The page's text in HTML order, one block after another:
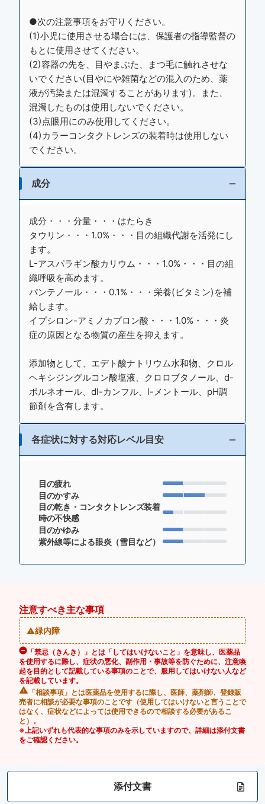
●次の注意事項をお守りください。
(1)小児に使用させる場合には、保護者の指導監督の
もとに使用させてください。
(2)容器の先を、目やまぶた、まつ毛に触れさせな
いでください(目やにや雑菌などの混入のため、薬
液が汚染または混濁することがあります)。また、
混濁したものは使用しないでください。
(3)点眼用にのみ使用してください。
(4)カラーコンタクトレンズの装着時は使用しない
でください。
成分
成分・・・分量・・・はたらき
タウリン・・・1.0%・・・目の組織代謝を活発にし
ます。
L-アスパラギン酸カリウム・・・1.0%・・・目の組
織呼吸を高めます。
パンテノール・・・0.1%・・・栄養(ビタミン)を補
給します。
イプシロン-アミノカプロン酸・・・1.0%・・・炎
症の原因となる物質の産生を抑えます。
添加物として、エデト酸ナトリウム水和物、クロル
ヘキシジングルコン酸塩液、クロロブタノール、d-
ボルネオール、dl-カンフル、l-メントール、pH調
節剤を含有します。
各症状に対する対応レベル目安
目の疲れ
目のかすみ
目の乾き・コンタクトレンズ装着
時の不快感
目のかゆみ
紫外線等による眼炎（雪目など）
注意すべき主な事項
緑内障
「禁忌（きんき）」とは「してはいけないこと」を意味し、医薬品
を使用するに際し、症状の悪化、副作用・事故等を防ぐために、注意喚
起を目的として記載している事項のことで、服用してはいけない人など
を記載しています。
「相談事項」とは医薬品を使用するに際し、医師、薬剤師、登録販
売者に相談が必要な事項のことです（使用してはいけないと言うことで
はなく、症状などによっては使用できるので相談する必要があるこ
と）。
※上記いずれも代表的な事項のみを示していますので、詳細は添付文書
をご確認ください。
添付文書